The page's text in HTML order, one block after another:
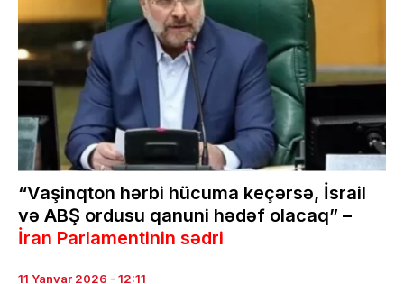
“Vaşinqton hərbi hücuma keçərsə, İsrail
və ABŞ ordusu qanuni hədəf olacaq” –
İran Parlamentinin sədri
11 Yanvar 2026 - 12:11